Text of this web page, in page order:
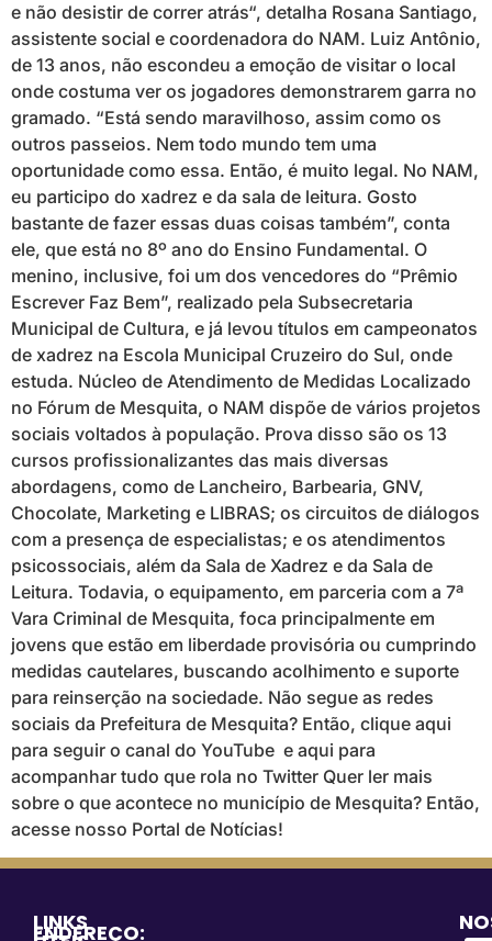
e não desistir de correr atrás“, detalha Rosana Santiago,
assistente social e coordenadora do NAM. Luiz Antônio,
de 13 anos, não escondeu a emoção de visitar o local
onde costuma ver os jogadores demonstrarem garra no
gramado. “Está sendo maravilhoso, assim como os
outros passeios. Nem todo mundo tem uma
oportunidade como essa. Então, é muito legal. No NAM,
eu participo do xadrez e da sala de leitura. Gosto
bastante de fazer essas duas coisas também”, conta
ele, que está no 8º ano do Ensino Fundamental. O
menino, inclusive, foi um dos vencedores do “Prêmio
Escrever Faz Bem”, realizado pela Subsecretaria
Municipal de Cultura, e já levou títulos em campeonatos
de xadrez na Escola Municipal Cruzeiro do Sul, onde
estuda. Núcleo de Atendimento de Medidas Localizado
no Fórum de Mesquita, o NAM dispõe de vários projetos
sociais voltados à população. Prova disso são os 13
cursos profissionalizantes das mais diversas
abordagens, como de Lancheiro, Barbearia, GNV,
Chocolate, Marketing e LIBRAS; os circuitos de diálogos
com a presença de especialistas; e os atendimentos
psicossociais, além da Sala de Xadrez e da Sala de
Leitura. Todavia, o equipamento, em parceria com a 7ª
Vara Criminal de Mesquita, foca principalmente em
jovens que estão em liberdade provisória ou cumprindo
medidas cautelares, buscando acolhimento e suporte
para reinserção na sociedade. Não segue as redes
sociais da Prefeitura de Mesquita? Então, clique aqui
para seguir o canal do YouTube e aqui para
acompanhar tudo que rola no Twitter Quer ler mais
sobre o que acontece no município de Mesquita? Então,
acesse nosso Portal de Notícias!
LINKS
ENDEREÇO: